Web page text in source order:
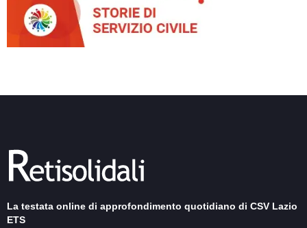
La testata online di approfondimento quotidiano di CSV Lazio
ETS